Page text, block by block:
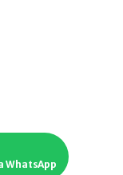
SHARP 490 litres
WhatsApp